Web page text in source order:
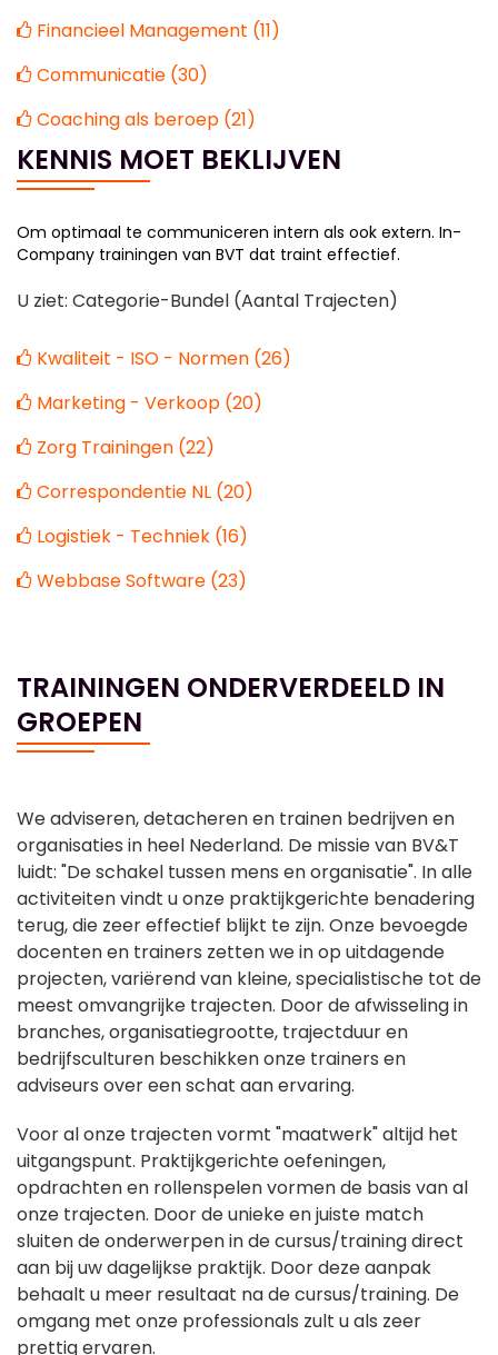
Financieel Management (11)
Communicatie (30)
Coaching als beroep (21)
KENNIS MOET BEKLIJVEN
Om optimaal te communiceren intern als ook extern. In-
Company trainingen van BVT dat traint effectief.
U ziet: Categorie-Bundel (Aantal Trajecten)
Kwaliteit - ISO - Normen (26)
Marketing - Verkoop (20)
Zorg Trainingen (22)
Correspondentie NL (20)
Logistiek - Techniek (16)
Webbase Software (23)
TRAININGEN ONDERVERDEELD IN
GROEPEN
We adviseren, detacheren en trainen bedrijven en
organisaties in heel Nederland. De missie van BV&T
luidt: "De schakel tussen mens en organisatie". In alle
activiteiten vindt u onze praktijkgerichte benadering
terug, die zeer effectief blijkt te zijn. Onze bevoegde
docenten en trainers zetten we in op uitdagende
projecten, variërend van kleine, specialistische tot de
meest omvangrijke trajecten. Door de afwisseling in
branches, organisatiegrootte, trajectduur en
bedrijfsculturen beschikken onze trainers en
adviseurs over een schat aan ervaring.
Voor al onze trajecten vormt "maatwerk" altijd het
uitgangspunt. Praktijkgerichte oefeningen,
opdrachten en rollenspelen vormen de basis van al
onze trajecten. Door de unieke en juiste match
sluiten de onderwerpen in de cursus/training direct
aan bij uw dagelijkse praktijk. Door deze aanpak
behaalt u meer resultaat na de cursus/training. De
omgang met onze professionals zult u als zeer
prettig ervaren.